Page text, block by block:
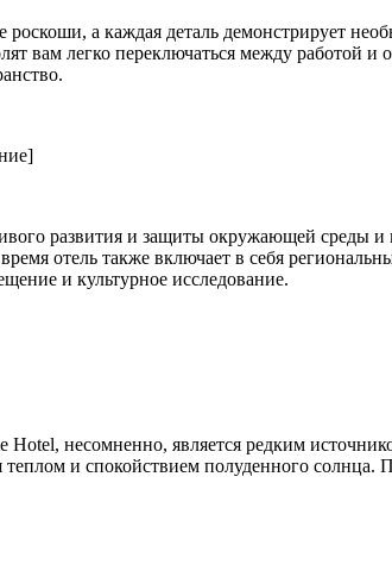
а каждая деталь демонстрирует
вам легко переключаться между работой
развития и защиты окружающей среды и
отель также включает в себя
и культурное исследование.
несомненно, является редким
и спокойствием полуденного